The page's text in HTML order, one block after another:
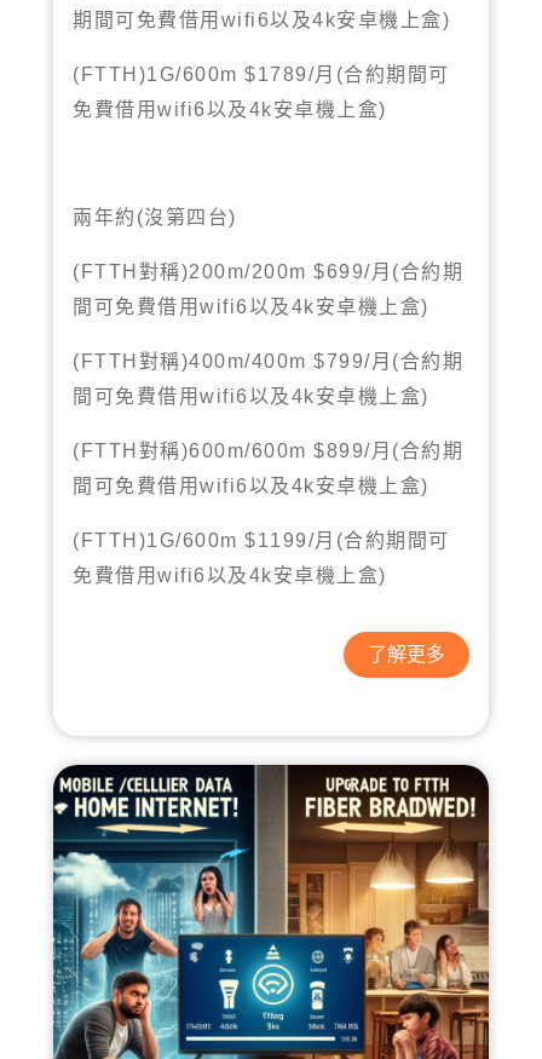
期間可免費借用wifi6以及4k安卓機上盒)
(FTTH)1G/600m $1789/月 (合約期間可
免費借用wifi6以及4k安卓機上盒)
兩年約 (沒第四台)
(FTTH 對稱)200m/200m $699/月 (合約期
間可免費借用wifi6以及4k安卓機上盒)
(FTTH 對稱)400m/400m $799/月 (合約期
間可免費借用wifi6以及4k安卓機上盒)
(FTTH 對稱)600m/600m $899/月 (合約期
間可免費借用wifi6以及4k安卓機上盒)
(FTTH)1G/600m $1199/月 (合約期間可
免費借用wifi6以及4k安卓機上盒)
了解更多